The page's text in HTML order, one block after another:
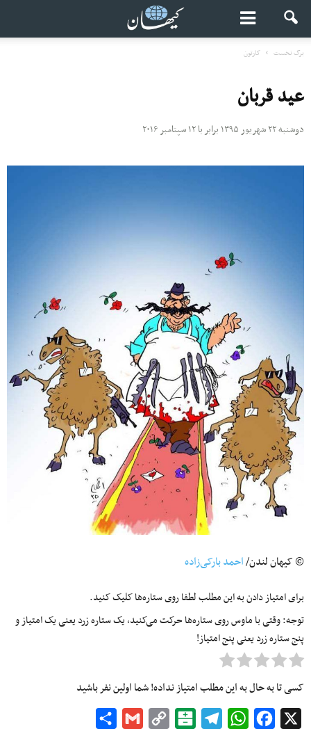
برگ نخست کارتون
عید قربان
دوشنبه ۲۲ شهریور ۱۳۹۵ برابر با ۱۲ سپتامبر ۲۰۱۶
© کیهان لندن/احمد بارکی‌زاده
برای امتیاز دادن به این مطلب لطفا روی ستاره‌ها کلیک کنید.
توجه: وقتی با ماوس روی ستاره‌ها حرکت می‌کنید، یک ستاره زرد یعنی یک امتیاز و
پنج ستاره زرد یعنی پنج امتیاز!
کسی تا به حال به این مطلب امتیاز نداده! شما اولین نفر باشید
Facebook
WhatsApp
Telegram
Balatarin
Copy
Gmail